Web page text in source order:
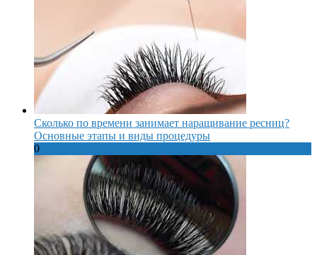
Сколько по времени занимает наращивание ресниц?
Основные этапы и виды процедуры
0